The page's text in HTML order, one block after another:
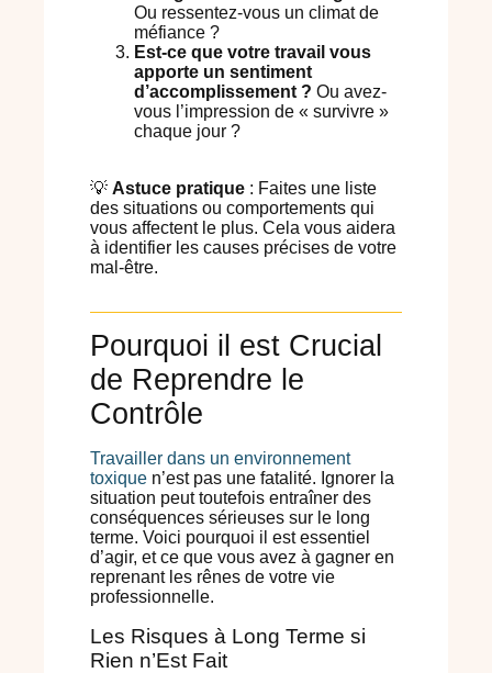
Ou ressentez-vous un climat de
méfiance ?
Est-ce que votre travail vous
apporte un sentiment
d’accomplissement ? Ou avez-
vous l’impression de « survivre »
chaque jour ?
💡 Astuce pratique : Faites une liste
des situations ou comportements qui
vous affectent le plus. Cela vous aidera
à identifier les causes précises de votre
mal-être.
Pourquoi il est Crucial
de Reprendre le
Contrôle
Travailler dans un environnement
toxique n’est pas une fatalité. Ignorer la
situation peut toutefois entraîner des
conséquences sérieuses sur le long
terme. Voici pourquoi il est essentiel
d’agir, et ce que vous avez à gagner en
reprenant les rênes de votre vie
professionnelle.
Les Risques à Long Terme si
Rien n’Est Fait